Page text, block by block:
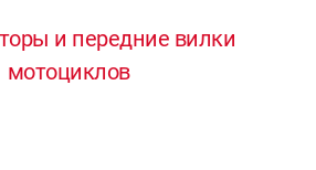
и передние вилки
мотоциклов
2
6
7
6
7
6
7
66